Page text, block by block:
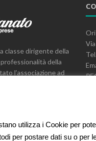
classe dirigente della
della
l’associazione ad
utilizza i Cookie per
per postare dati su o per